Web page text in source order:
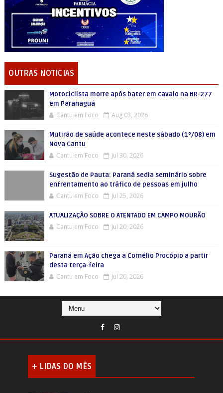
OUTRAS NOTICIAS
Motociclista morre após bater em cavalo na BR-277
em Paranaguá
Cantu em Foco Aug 03, 2026
Mutirão de saúde acontece neste sábado (1º/08) em
Nova Cantu
Cantu em Foco Jul 30, 2026
Sugestão de Pauta: Paraná sedia seminário sobre
enfrentamento ao tráfico de pessoas em julho
Cantu em Foco Jul 25, 2026
ATUALIZAÇÃO SOBRE O ATENTADO EM CAMPO MOURÃO
Cantu em Foco Jul 20, 2026
Paraná em Ação chega a Cornélio Procópio a partir
desta terça-feira
Cantu em Foco Jul 20, 2026
+ LIDAS DO MÊS